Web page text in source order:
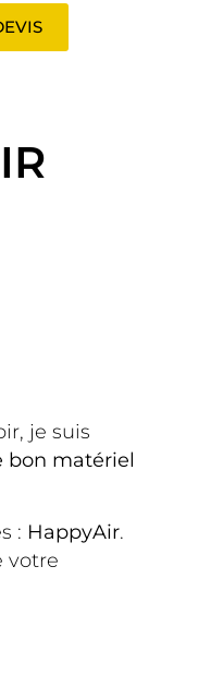
je suis
bon matériel
: HappyAir.
votre